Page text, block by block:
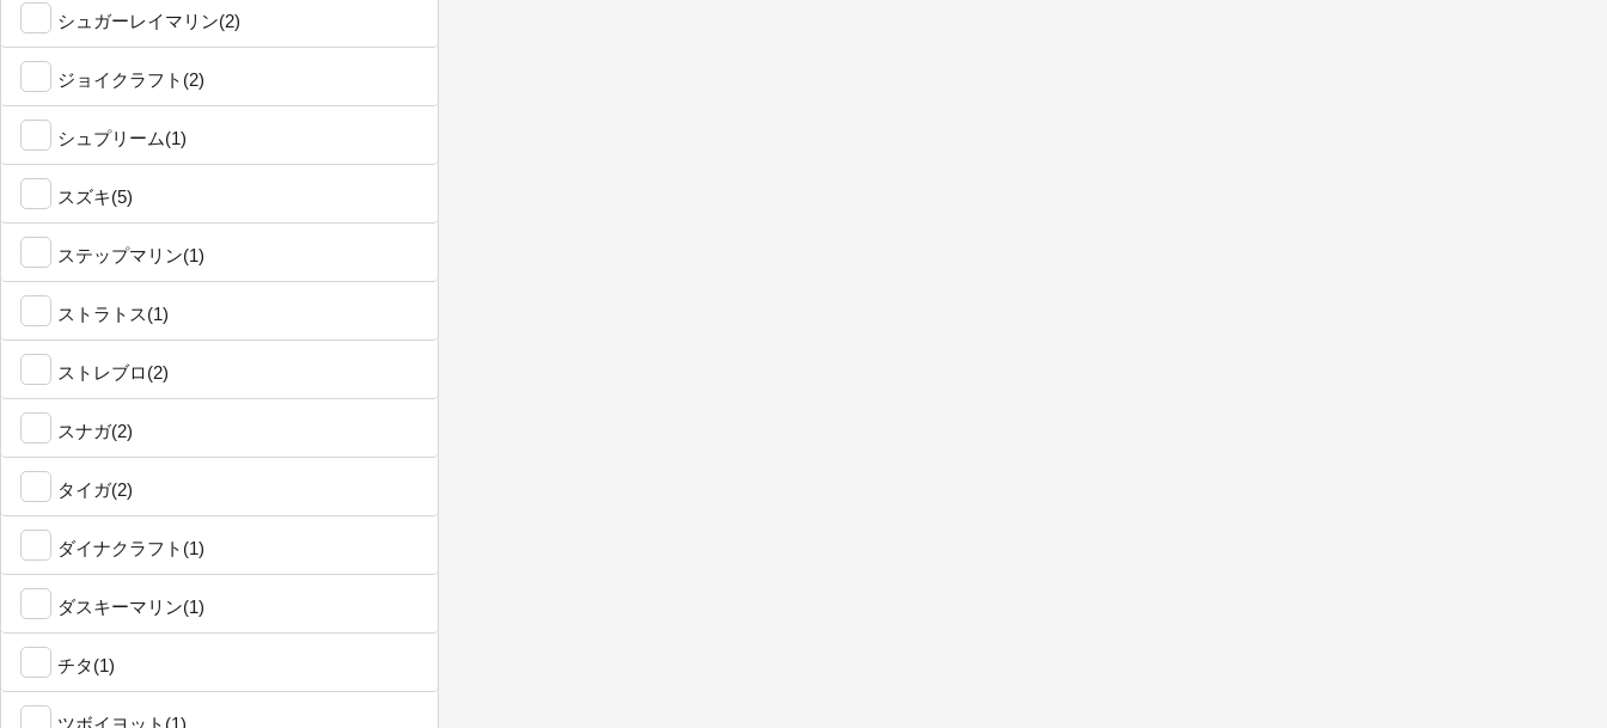
シュガーレイマリン(2)
ジョイクラフト(2)
シュプリーム(1)
スズキ(5)
ステップマリン(1)
ストラトス(1)
ストレブロ(2)
スナガ(2)
タイガ(2)
ダイナクラフト(1)
ダスキーマリン(1)
チタ(1)
ツボイヨット(1)